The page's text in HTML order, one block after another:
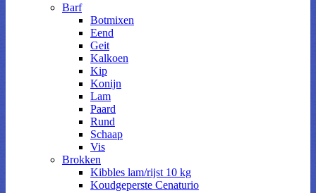
Barf
Botmixen
Eend
Geit
Kalkoen
Kip
Konijn
Lam
Paard
Rund
Schaap
Vis
Brokken
Kibbles lam/rijst 10 kg
Koudgeperste Cenaturio